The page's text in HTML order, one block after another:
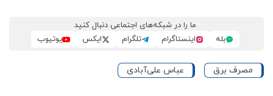
ما را در شبکه‌های اجتماعی دنبال کنید
بله
اینستاگرام تلگرام ایکس یوتیوب
مصرف برق عباس علی‌آبادی